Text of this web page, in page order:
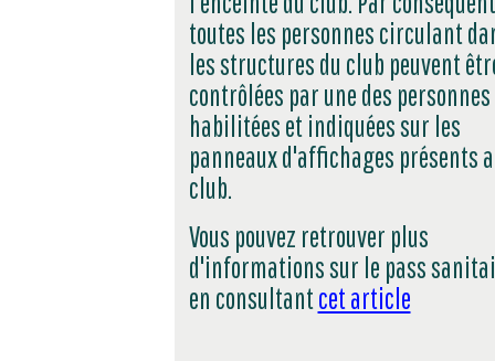
toutes les personnes circulant
les structures du club peuvent
contrôlées par une des personnes
habilitées et indiquées sur les
panneaux d'affichages présents
club.
Vous pouvez retrouver plus
d'informations sur le pass
en consultant cet article